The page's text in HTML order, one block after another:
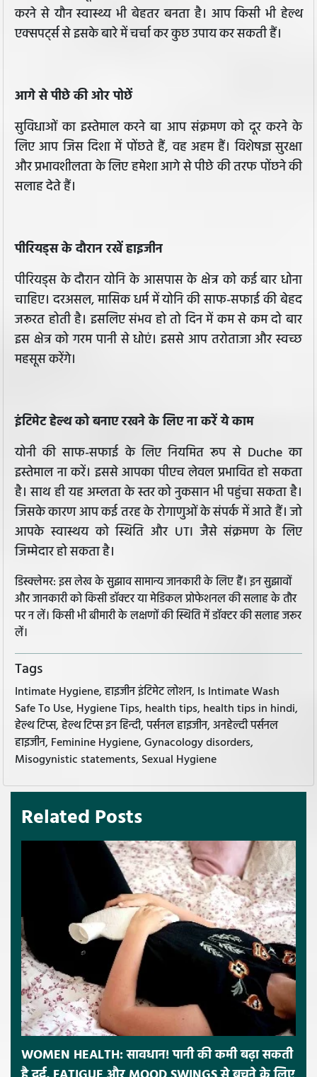
करने से यौन स्वास्थ्य भी बेहतर बनता है। आप किसी भी हेल्थ
एक्सपर्ट्स से इसके बारे में चर्चा कर कुछ उपाय कर सकती हैं।
​आगे से पीछे की ओर पोछें
सुविधाओं का इस्तेमाल करने बा आप संक्रमण को दूर करने के
लिए आप जिस दिशा में पोंछते हैं, वह अहम हैं। विशेषज्ञ सुरक्षा
और प्रभावशीलता के लिए हमेशा आगे से पीछे की तरफ पोंछने की
सलाह देते हैं।
​पीरियड्स के दौरान रखें हाइजीन
पीरियड्स के दौरान योनि के आसपास के क्षेत्र को कई बार धोना
चाहिए। दरअसल, मासिक धर्म में योनि की साफ-सफाई की बेहद
जरूरत होती है। इसलिए संभव हो तो दिन में कम से कम दो बार
इस क्षेत्र को गरम पानी से धोएं। इससे आप तरोताजा और स्वच्छ
महसूस करेंगे।
इंटिमेट हेल्थ को बनाए रखने के लिए ना करें ये काम
योनी की साफ-सफाई के लिए नियमित रूप से Duche का
इस्तेमाल ना करें। इससे आपका पीएच लेवल प्रभावित हो सकता
है। साथ ही यह अम्लता के स्तर को नुकसान भी पहुंचा सकता है।
जिसके कारण आप कई तरह के रोगाणुओं के संपर्क में आते हैं। जो
आपके स्वास्थय को स्थिति और UTI जैसे संक्रमण के लिए
जिम्मेदार हो सकता है।
डिस्क्लेमर: इस लेख के सुझाव सामान्य जानकारी के लिए हैं। इन सुझावों
और जानकारी को किसी डॉक्टर या मेडिकल प्रोफेशनल की सलाह के तौर
पर न लें। किसी भी बीमारी के लक्षणों की स्थिति में डॉक्टर की सलाह जरूर
लें।
Tags
Intimate Hygiene, हाइजीन इंटिमेट लोशन, Is Intimate Wash
Safe To Use, Hygiene Tips, health tips, health tips in hindi,
हेल्थ टिप्स, हेल्थ टिप्स इन हिन्दी, पर्सनल हाइजीन, अनहेल्दी पर्सनल
हाइजीन, Feminine Hygiene, Gynacology disorders,
Misogynistic statements, Sexual Hygiene
Related Posts
WOMEN HEALTH: सावधान! पानी की कमी बढ़ा सकती